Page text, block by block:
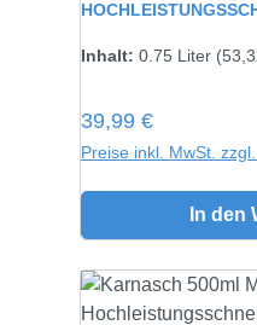
Inhalt: 0.75 Liter
Regulärer Preis:
39,99 €
Preise inkl. MwSt.
In den